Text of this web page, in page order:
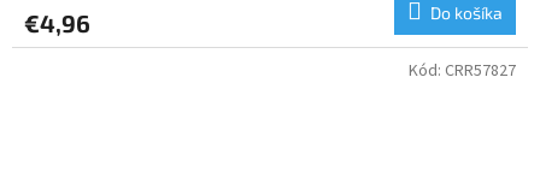
€4,96 Do košíka
Kód: CRR57827